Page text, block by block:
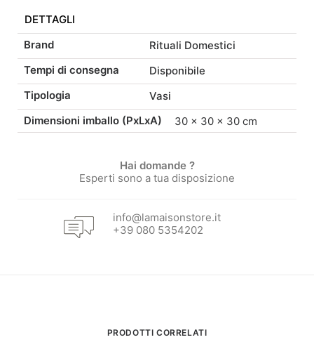
20,90 €. 17,77 €.
DETTAGLI
Brand
Rituali Domestici
Tempi di consegna
Disponibile
Tipologia
Vasi
Dimensioni imballo (PxLxA)
30 × 30 × 30 cm
Hai domande ?
Esperti sono a tua disposizione
info@lamaisonstore.it
+39 080 5354202
PRODOTTI CORRELATI